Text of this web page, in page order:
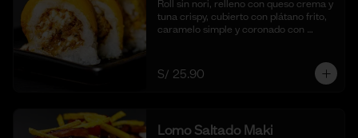
Roll sin nori, relleno con queso crema y
tuna crispy, cubierto con plátano frito,
caramelo simple y coronado con
S/ 25.90
Lomo Saltado Maki